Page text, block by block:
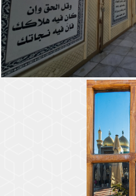
(عليهما السلام)
(عليهما السلام )